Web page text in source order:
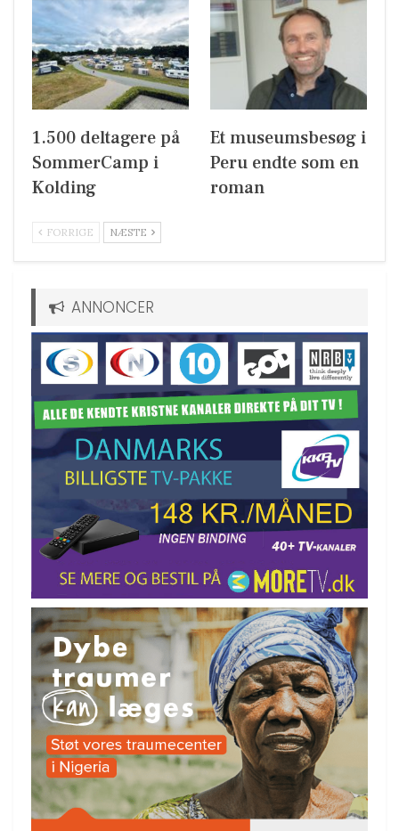
1.500 deltagere på
SommerCamp i
Kolding
Et museumsbesøg i
Peru endte som en
roman
FORRIGE NÆSTE
ANNONCER